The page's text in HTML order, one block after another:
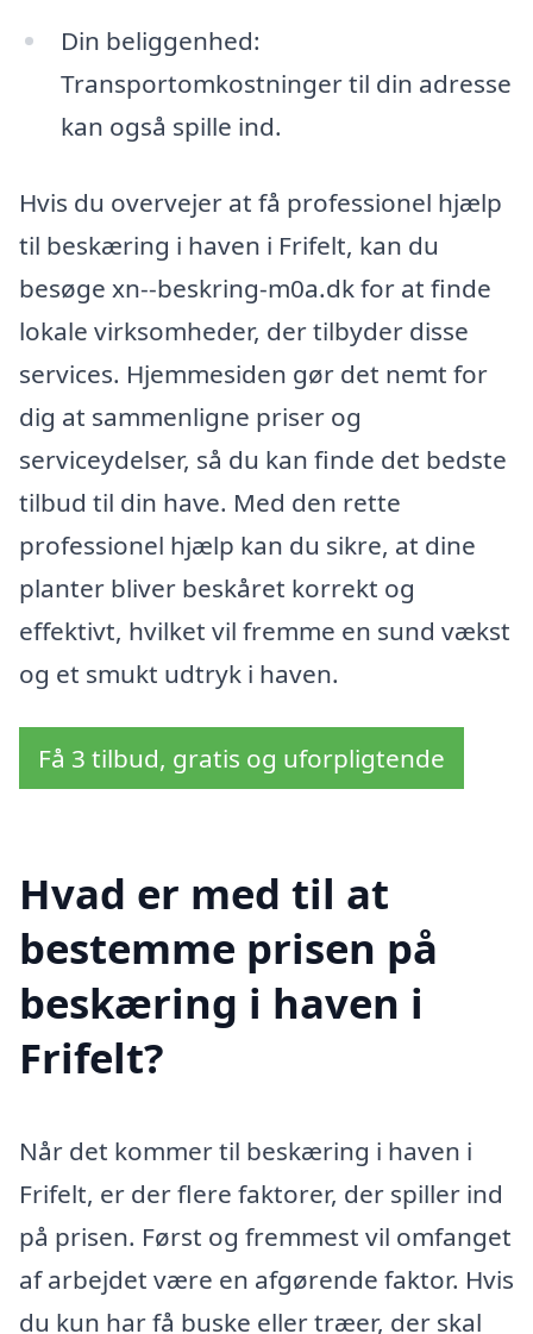
Din beliggenhed:
Transportomkostninger til din adresse
kan også spille ind.
Hvis du overvejer at få professionel hjælp
til beskæring i haven i Frifelt, kan du
besøge xn--beskring-m0a.dk for at finde
lokale virksomheder, der tilbyder disse
services. Hjemmesiden gør det nemt for
dig at sammenligne priser og
serviceydelser, så du kan finde det bedste
tilbud til din have. Med den rette
professionel hjælp kan du sikre, at dine
planter bliver beskåret korrekt og
effektivt, hvilket vil fremme en sund vækst
og et smukt udtryk i haven.
Få 3 tilbud, gratis og uforpligtende
Hvad er med til at
bestemme prisen på
beskæring i haven i
Frifelt?
Når det kommer til beskæring i haven i
Frifelt, er der flere faktorer, der spiller ind
på prisen. Først og fremmest vil omfanget
af arbejdet være en afgørende faktor. Hvis
du kun har få buske eller træer, der skal